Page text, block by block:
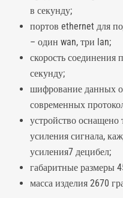
в секунду;
портов ethernet для
– один wan, три lan;
скорость соединения
секунду;
шифрование данных
современных
устройство
усиления сигнала,
усиления7 децибел;
габаритные размеры
масса изделия 2670